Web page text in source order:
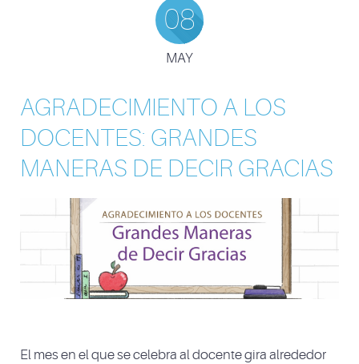
08
MAY
AGRADECIMIENTO A LOS
DOCENTES: GRANDES
MANERAS DE DECIR GRACIAS
El mes en el que se celebra al docente gira alrededor